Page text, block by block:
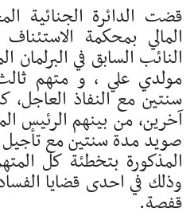
قضت الدائرة الجنائية
المالي بمحكمة
النائب السابق في
مولدي علي ، و متهم
سنتين مع النفاذ
آخرين، من بينهم الرئيس
صويد مدة سنتين مع تأجيل
المذكورة بتخطئة كل
وذلك في احدى قضايا
قفصة.